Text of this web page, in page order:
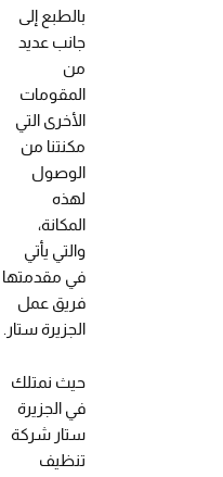
بالطبع إلى
جانب عديد
من
المقومات
الأخرى التي
مكنتنا من
الوصول
لهذه
المكانة،
والتي يأتي
في مقدمتها
فريق عمل
الجزيرة ستار.
حيث نمتلك
في الجزيرة
ستار شركة
تنظيف